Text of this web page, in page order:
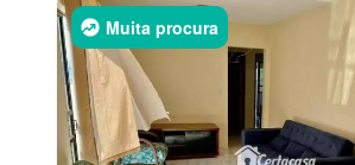
Muita procura